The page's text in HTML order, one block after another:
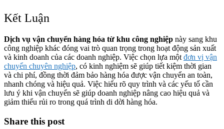
Kết Luận
Dịch vụ vận chuyển hàng hóa từ khu công nghiệp này sang khu
công nghiệp khác đóng vai trò quan trọng trong hoạt động sản xuất
và kinh doanh của các doanh nghiệp. Việc chọn lựa một đơn vị vận
chuyển chuyên nghiệp, có kinh nghiệm sẽ giúp tiết kiệm thời gian
và chi phí, đồng thời đảm bảo hàng hóa được vận chuyển an toàn,
nhanh chóng và hiệu quả. Việc hiểu rõ quy trình và các yếu tố cần
lưu ý khi vận chuyển sẽ giúp doanh nghiệp nâng cao hiệu quả và
giảm thiểu rủi ro trong quá trình di dời hàng hóa.
Share this post